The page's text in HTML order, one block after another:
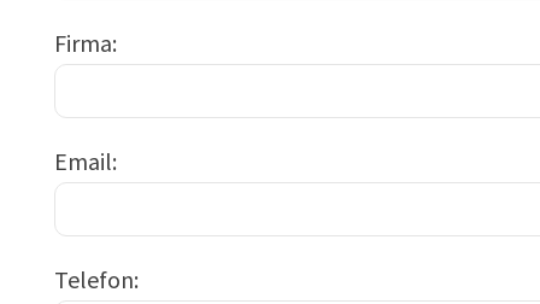
Firma
Email
Telefon